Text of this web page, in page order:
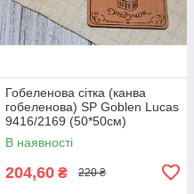
Гобеленова сітка (канва
гобеленова) SP Goblen Lucas
9416/2169 (50*50см)
В наявності
204,60 ₴ 220 ₴